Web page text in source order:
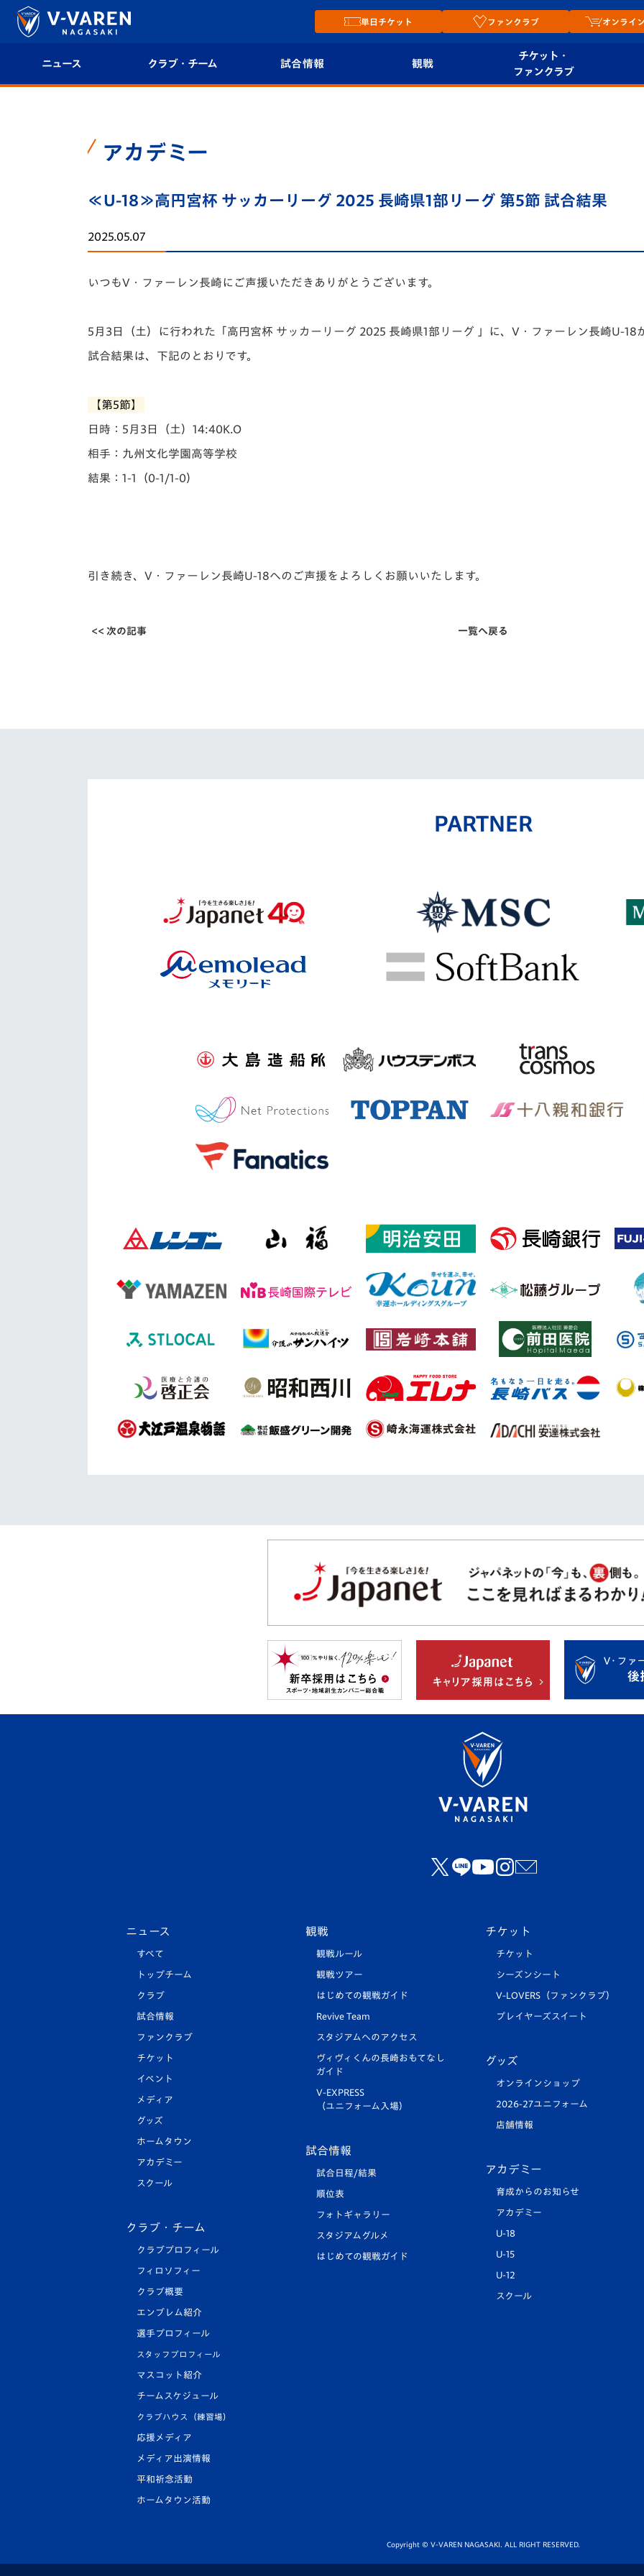
単日チケット ファンクラブ オンライン
ニュース クラブ・チーム
選手プロフィール
スタッフプロフィール
チームスケジュール
クラブハウス（練習
場）
応援メディア
平和祈念活動
試合情報
フォトギャラリー
スタジアムグルメ
観戦
Revive Team
ヴィヴィくんの長崎
V-EXPRESS（ユニフ
チケット・
ファンクラブ
アカデミー
≪U-18≫高円宮杯 サッカーリーグ 2025 長崎県1部リーグ 第5節 試合結果
2025.05.07
いつもV・ファーレン長崎にご声援いただきありがとうございます。
5月3日（土）に行われた「️高円宮杯 サッカーリーグ 2025 長崎県1部リーグ 」に、V・ファーレン長崎U-18
試合結果は、下記のとおりです。
【第5節】
日時：5月3日（土）14:40K.O
相手：九州文化学園高等学校
結果：1-1（0-1/1-0）
引き続き、V・ファーレン長崎U-18へのご声援をよろしくお願いいたします。
<< 次の記事 一覧へ戻る
PARTNER
ニュース
すべて
トップチーム
クラブ
試合情報
ファンクラブ
チケット
イベント
メディア
グッズ
ホームタウン
アカデミー
スクール
クラブ・チーム
クラブプロフィール
フィロソフィー
クラブ概要
エンブレム紹介
選手プロフィール
スタッフプロフィール
マスコット紹介
チームスケジュール
クラブハウス（練習場）
応援メディア
メディア出演情報
平和祈念活動
ホームタウン活動
観戦
観戦ルール
観戦ツアー
はじめての観戦ガイド
Revive Team
スタジアムへのアクセス
ヴィヴィくんの長崎おもてなし
ガイド
V-EXPRESS
（ユニフォーム入場）
試合情報
試合日程/結果
順位表
フォトギャラリー
スタジアムグルメ
はじめての観戦ガイド
チケット
チケット
シーズンシート
V-LOVERS（ファンクラブ）
プレイヤーズスイート
グッズ
オンラインショップ
2026-27ユニフォーム
店舗情報
アカデミー
育成からのお知らせ
アカデミー
U-18
U-15
U-12
スクール
Copyright © V-VAREN NAGASAKI. ALL RIGHT RESERVED.